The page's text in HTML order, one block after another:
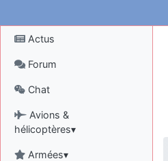
Actus
Forum
Chat
Avions &
hélicoptères▾
Armées▾